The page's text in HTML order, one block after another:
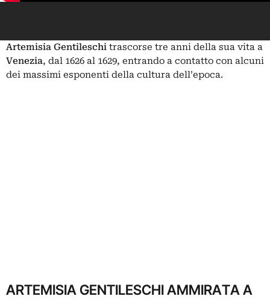
Artemisia Gentileschi trascorse tre anni della sua vita a
Venezia, dal 1626 al 1629, entrando a contatto con alcuni
dei massimi esponenti della cultura dell’epoca.
ARTEMISIA GENTILESCHI AMMIRATA A